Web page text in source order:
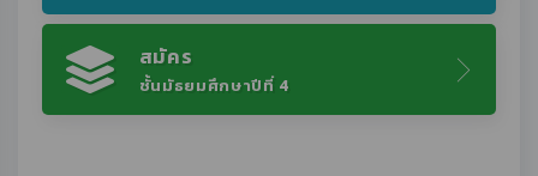
สมัคร
ชั้นมัธยมศึกษาปีที่ 4